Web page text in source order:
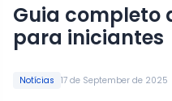
Notícias 17 de September de 2025
Guia completo
para iniciantes